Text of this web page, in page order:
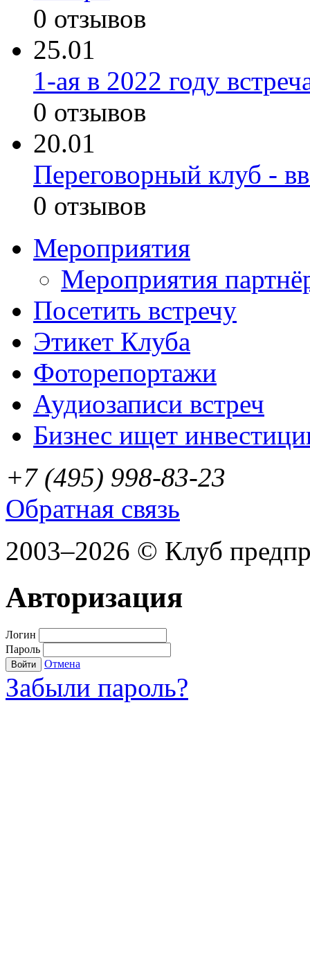
0 отзывов
25.01
1-ая в 2022 году
0 отзывов
20.01
Переговорный клуб -
0 отзывов
Мероприятия
Мероприятия
Посетить встречу
Этикет Клуба
Фоторепортажи
Аудиозаписи встреч
Бизнес ищет
+7 (495) 998-83-23
Обратная связь
2003–2026 © Клуб
Авторизация
Логин
Пароль
Войти Отмена
Забыли пароль?